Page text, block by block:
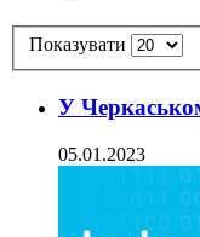
Показувати
У
05.01.2023